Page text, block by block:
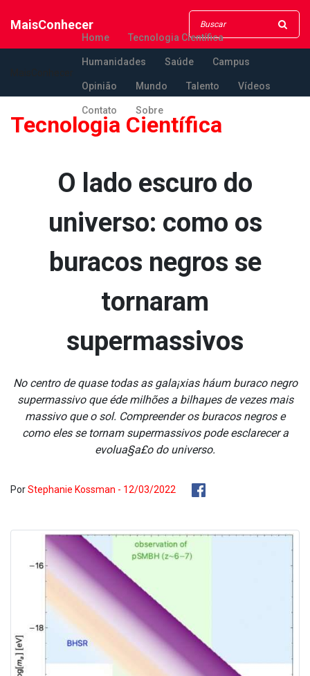
MaisConhecer
Home Tecnologia Científica
Humanidades Saúde Campus
Opinião Mundo Talento Vídeos
Contato Sobre
Tecnologia Científica
O lado escuro do
universo: como os
buracos negros se
tornaram
supermassivos
No centro de quase todas as gala¡xias háum buraco negro
supermassivo que éde milhões a bilhaµes de vezes mais
massivo que o sol. Compreender os buracos negros e
como eles se tornam supermassivos pode esclarecer a
evolua§a£o do universo.
PorStephanie Kossman - 12/03/2022